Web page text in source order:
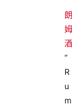
朗
姆
酒
“
R
u
m